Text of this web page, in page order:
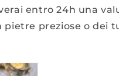
entro 24h una
pietre preziose o dei